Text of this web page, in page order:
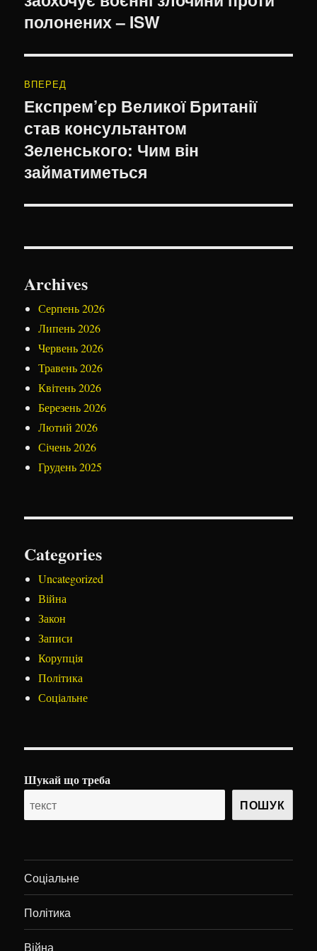
полонених – ISW
ВПЕРЕД
Наступний
запис:
Експрем’єр Великої Британії
став консультантом
Зеленського: Чим він
займатиметься
Archives
Серпень 2026
Липень 2026
Червень 2026
Травень 2026
Квітень 2026
Березень 2026
Лютий 2026
Січень 2026
Грудень 2025
Categories
Uncategorized
Війна
Закон
Записи
Корупція
Політика
Соціальне
Шукай що треба
ПОШУК
Соціальне
Політика
Війна